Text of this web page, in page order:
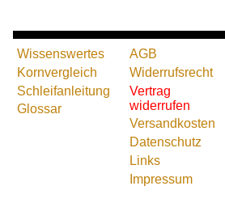
Wissenswertes
Kornvergleich
Schleifanleitung
Glossar
AGB
Widerrufsrecht
Vertrag
widerrufen
Versandkosten
Datenschutz
Links
Impressum